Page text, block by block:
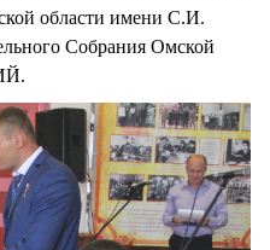
области имени С.И.
Собрания Омской